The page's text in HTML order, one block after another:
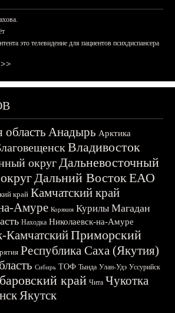
это телевидение для пациентов психдиспансера
Анадырь Арктика
Владивосток
округДальневосточный
Дальний ВостокЕАО
край Камчатский край
Амуре Корякия Курилы Магадан
Находка Николаевск-на-Амуре
КамчатскийПриморский
Республика Саха (Якутия)
Сибирь ТОФ Тында Улан-Удэ Уссурийск
край Чита Чукотка
Якутск